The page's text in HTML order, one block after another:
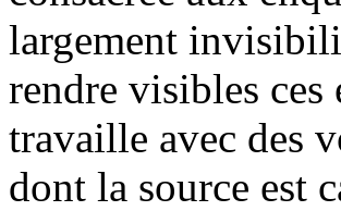
largement
rendre visibles ces
travaille avec des
dont la source est